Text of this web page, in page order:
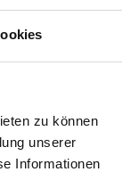
zu können
unserer
Informationen